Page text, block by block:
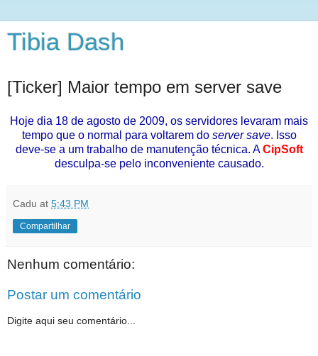
Tibia Dash
[Ticker] Maior tempo em server save
Hoje dia 18 de agosto de 2009, os servidores levaram mais
tempo que o normal para voltarem do server save. Isso
deve-se a um trabalho de manutenção técnica. ACipSoft
desculpa-se pelo inconveniente causado.
Cadu at 5:43 PM
Compartilhar
Nenhum comentário:
Postar um comentário
Digite aqui seu comentário...